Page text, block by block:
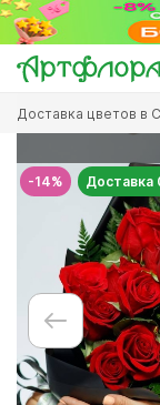
Перейти
основному
содержанию
Вы
здесь
Доставка цветов в
-14%
Доставка